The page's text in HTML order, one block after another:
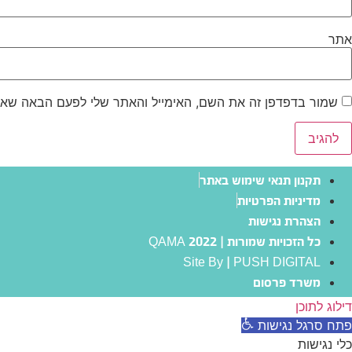
אתר
שמור בדפדפן זה את השם, האימייל והאתר שלי לפעם הבאה
תקנון תנאי שימוש באתר
מדיניות הפרטיות
הצהרת נגישות
כל הזכויות שמורות | QAMA 2022
Site By | PUSH DIGITAL
משרד פרסום
דילוג לתוכן
פתח סרגל נגישות
כלי נגישות